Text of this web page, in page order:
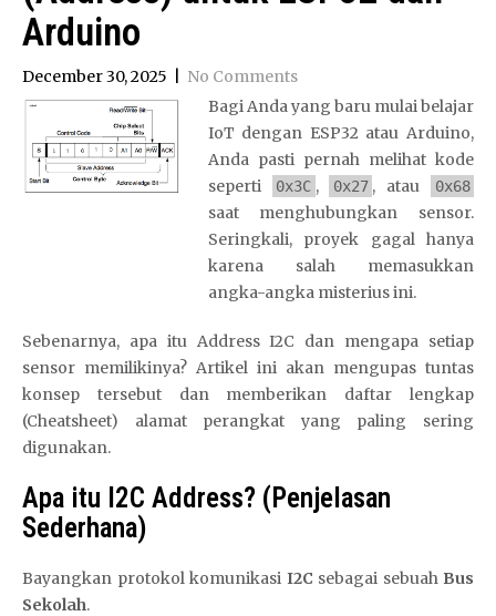
Arduino
December 30, 2025
No Comments
Bagi Anda yang baru mulai belajar
IoT dengan ESP32 atau Arduino,
Anda pasti pernah melihat kode
seperti
0x3C , 0x27 , atau 0x68
saat menghubungkan sensor.
Seringkali, proyek gagal hanya
karena salah memasukkan
angka-angka misterius ini.
Sebenarnya, apa itu Address I2C dan mengapa setiap
sensor memilikinya? Artikel ini akan mengupas tuntas
konsep tersebut dan memberikan daftar lengkap
(Cheatsheet) alamat perangkat yang paling sering
digunakan.
Apa itu I2C Address? (Penjelasan
Sederhana)
Bayangkan protokol komunikasi I2C sebagai sebuah Bus
Sekolah.